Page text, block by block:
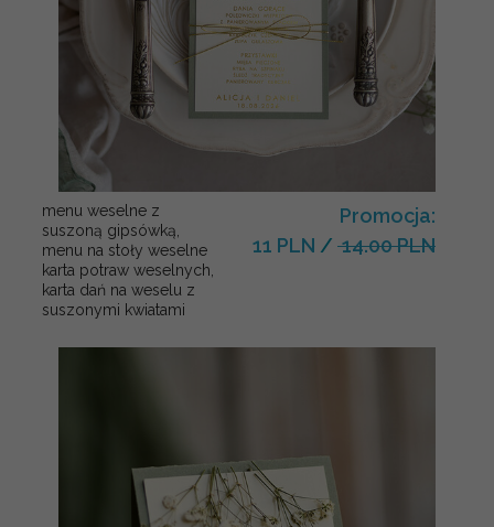
menu weselne z
suszoną gipsówką,
menu na stoły weselne
karta potraw weselnych,
karta dań na weselu z
suszonymi kwiatami
Promocja:
11 PLN / 14.00 PLN